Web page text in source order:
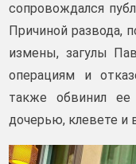
сопровождался
Причиной развода,
измены, загулы
операциям и
также обвинил
дочерью, клевете и